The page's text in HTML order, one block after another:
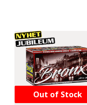
Out of Stock